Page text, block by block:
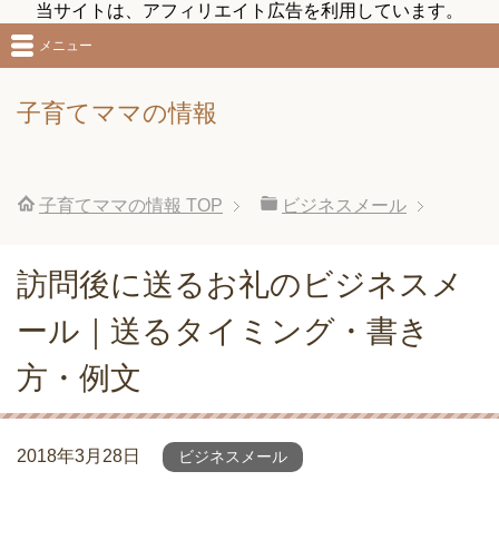
当サイトは、アフィリエイト広告を利用しています。
子育てママの情報
メニュー
子育てママの情報 TOP ビジネスメール
訪問後に送るお礼のビジネスメ
ール｜送るタイミング・書き
方・例文
2018年3月28日 ビジネスメール